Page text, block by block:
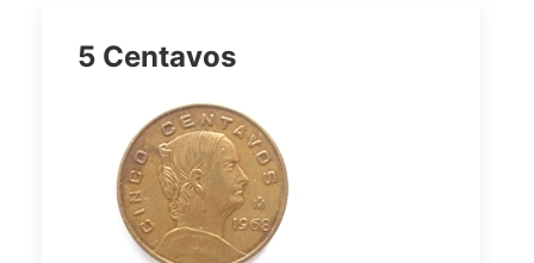
5 Centavos